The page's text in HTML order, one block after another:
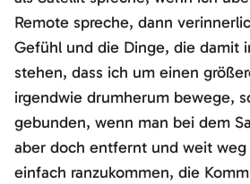
Remote spreche, dann
Gefühl und die Dinge, die damit
stehen, dass ich um einen
irgendwie drumherum bewege,
gebunden, wenn man bei dem
aber doch entfernt und weit
einfach ranzukommen, die